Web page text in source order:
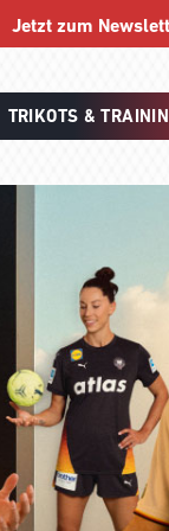
Jetzt zum
TRIKOTS &